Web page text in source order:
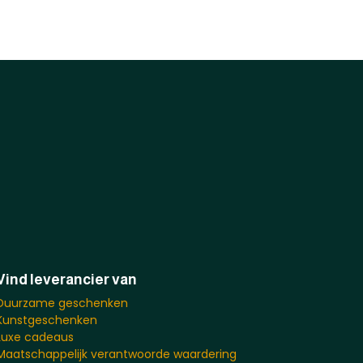
leverancier van
geschenken
cadeaus
verantwoorde waardering